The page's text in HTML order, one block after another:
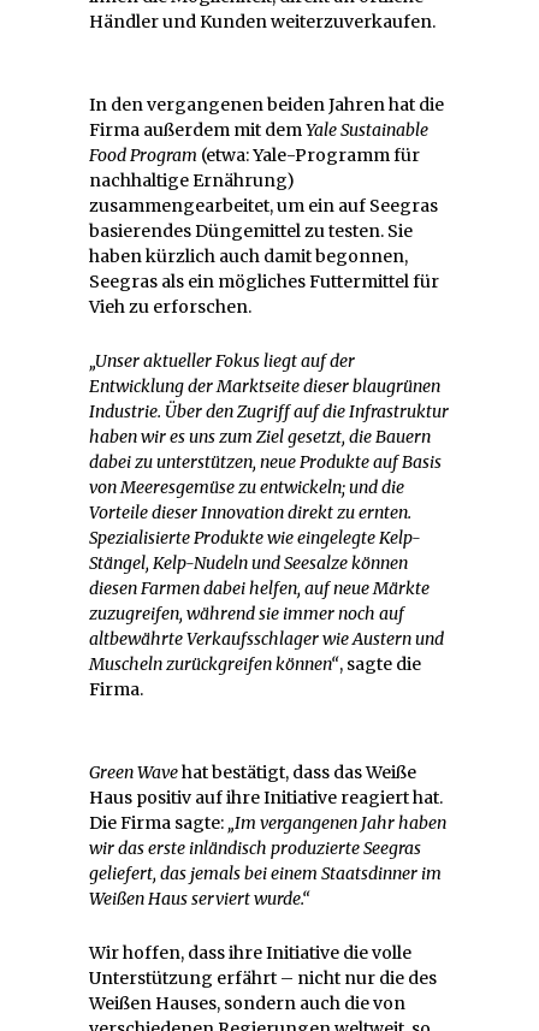
Händler und Kunden weiterzuverkaufen.
In den vergangenen beiden Jahren hat die
Firma außerdem mit demYale Sustainable
Food Program (etwa: Yale-Programm für
nachhaltige Ernährung)
zusammengearbeitet, um ein auf Seegras
basierendes Düngemittel zu testen. Sie
haben kürzlich auch damit begonnen,
Seegras als ein mögliches Futtermittel für
Vieh zu erforschen.
„Unser aktueller Fokus liegt auf der
Entwicklung der Marktseite dieser blaugrünen
Industrie. Über den Zugriff auf die Infrastruktur
haben wir es uns zum Ziel gesetzt, die Bauern
dabei zu unterstützen, neue Produkte auf Basis
von Meeresgemüse zu entwickeln; und die
Vorteile dieser Innovation direkt zu ernten.
Spezialisierte Produkte wie eingelegte Kelp-
Stängel, Kelp-Nudeln und Seesalze können
diesen Farmen dabei helfen, auf neue Märkte
zuzugreifen, während sie immer noch auf
altbewährte Verkaufsschlager wie Austern und
Muscheln zurückgreifen können“, sagte die
Firma.
Green Wavehat bestätigt, dass das Weiße
Haus positiv auf ihre Initiative reagiert hat.
Die Firma sagte:„Im vergangenen Jahr haben
wir das erste inländisch produzierte Seegras
geliefert, das jemals bei einem Staatsdinner im
Weißen Haus serviert wurde.“
Wir hoffen, dass ihre Initiative die volle
Unterstützung erfährt – nicht nur die des
Weißen Hauses, sondern auch die von